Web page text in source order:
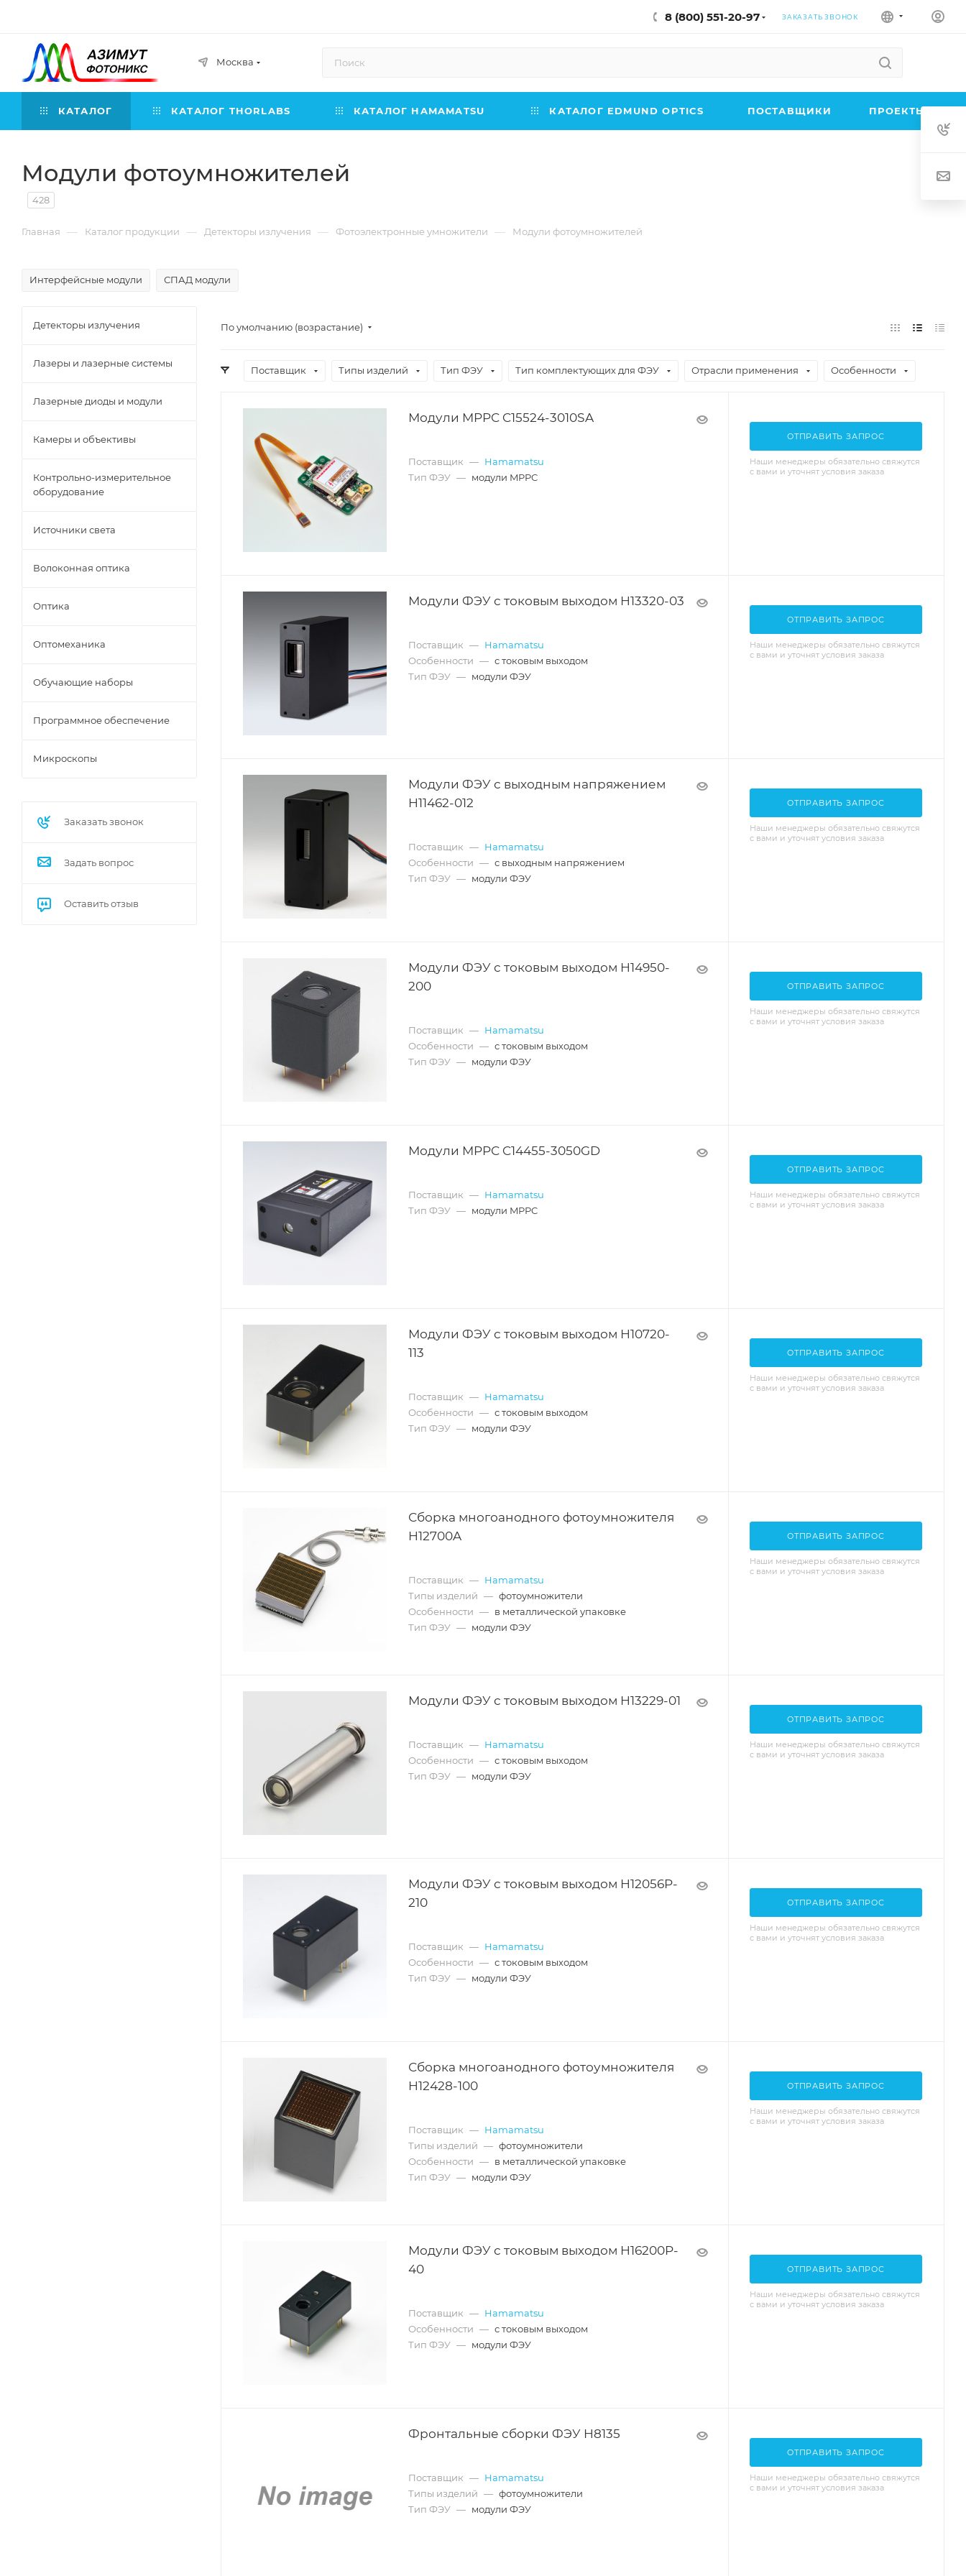
8 (800) 551-20-97 ЗАКАЗАТЬ ЗВОНОК
Москва
КАТАЛОГ КАТАЛОГ THORLABS КАТАЛОГ HAMAMATSU КАТАЛОГ EDMUND OPTICS ПОСТАВЩИКИ ПРОЕКТЫ
Модули фотоумножителей
428
Главная — Каталог продукции — Детекторы излучения — Фотоэлектронные умножители — Модули фотоумножителей
Интерфейсные модули СПАД модули
По умолчанию (возрастание)
Поставщик Типы изделий Тип ФЭУ Тип комплектующих для ФЭУ Отрасли применения Особенности
Модули MPPC C15524-3010SA
Поставщик — Hamamatsu
Тип ФЭУ — модули MPPC
ОТПРАВИТЬ ЗАПРОС
Наши менеджеры обязательно свяжутся
с вами и уточнят условия заказа
Модули ФЭУ с токовым выходом H13320-03
Поставщик — Hamamatsu
Особенности — с токовым выходом
Тип ФЭУ — модули ФЭУ
ОТПРАВИТЬ ЗАПРОС
Наши менеджеры обязательно свяжутся
с вами и уточнят условия заказа
Модули ФЭУ с выходным напряжением
H11462-012
Поставщик — Hamamatsu
Особенности — с выходным напряжением
Тип ФЭУ — модули ФЭУ
ОТПРАВИТЬ ЗАПРОС
Наши менеджеры обязательно свяжутся
с вами и уточнят условия заказа
Модули ФЭУ с токовым выходом H14950-
200
Поставщик — Hamamatsu
Особенности — с токовым выходом
Тип ФЭУ — модули ФЭУ
ОТПРАВИТЬ ЗАПРОС
Наши менеджеры обязательно свяжутся
с вами и уточнят условия заказа
Модули MPPC C14455-3050GD
Поставщик — Hamamatsu
Тип ФЭУ — модули MPPC
ОТПРАВИТЬ ЗАПРОС
Наши менеджеры обязательно свяжутся
с вами и уточнят условия заказа
Модули ФЭУ с токовым выходом H10720-
113
Поставщик — Hamamatsu
Особенности — с токовым выходом
Тип ФЭУ — модули ФЭУ
ОТПРАВИТЬ ЗАПРОС
Наши менеджеры обязательно свяжутся
с вами и уточнят условия заказа
Сборка многоанодного фотоумножителя
H12700A
Поставщик — Hamamatsu
Типы изделий — фотоумножители
Особенности — в металлической упаковке
Тип ФЭУ — модули ФЭУ
ОТПРАВИТЬ ЗАПРОС
Наши менеджеры обязательно свяжутся
с вами и уточнят условия заказа
Модули ФЭУ с токовым выходом H13229-01
Поставщик — Hamamatsu
Особенности — с токовым выходом
Тип ФЭУ — модули ФЭУ
ОТПРАВИТЬ ЗАПРОС
Наши менеджеры обязательно свяжутся
с вами и уточнят условия заказа
Модули ФЭУ с токовым выходом H12056P-
210
Поставщик — Hamamatsu
Особенности — с токовым выходом
Тип ФЭУ — модули ФЭУ
ОТПРАВИТЬ ЗАПРОС
Наши менеджеры обязательно свяжутся
с вами и уточнят условия заказа
Сборка многоанодного фотоумножителя
H12428-100
Поставщик — Hamamatsu
Типы изделий — фотоумножители
Особенности — в металлической упаковке
Тип ФЭУ — модули ФЭУ
ОТПРАВИТЬ ЗАПРОС
Наши менеджеры обязательно свяжутся
с вами и уточнят условия заказа
Модули ФЭУ с токовым выходом H16200P-
40
Поставщик — Hamamatsu
Особенности — с токовым выходом
Тип ФЭУ — модули ФЭУ
ОТПРАВИТЬ ЗАПРОС
Наши менеджеры обязательно свяжутся
с вами и уточнят условия заказа
Фронтальные сборки ФЭУ H8135
Поставщик — Hamamatsu
Типы изделий — фотоумножители
Тип ФЭУ — модули ФЭУ
ОТПРАВИТЬ ЗАПРОС
Наши менеджеры обязательно свяжутся
с вами и уточнят условия заказа
Детекторы излучения
Лазеры и лазерные системы
Лазерные диоды и модули
Камеры и объективы
Контрольно-измерительное
оборудование
Источники света
Волоконная оптика
Оптика
Оптомеханика
Обучающие наборы
Программное обеспечение
Микроскопы
Заказать звонок
Задать вопрос
Оставить отзыв